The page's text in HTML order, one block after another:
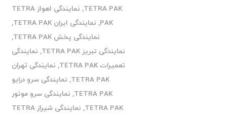
TETRA PAK
,
نمایندگی اهواز TETRA
PAK
, نمایندگی ایران TETRA PAK
,
نمایندگی پخش TETRA PAK
,
نمایندگی تبریز TETRA PAK
, نمایندگی
تعمیرات TETRA PAK
, نمایندگی تهران
TETRA PAK
, نمایندگی سرو درایو
TETRA PAK
, نمایندگی سرو موتور
TETRA PAK
,
نمایندگی شیراز TETRA